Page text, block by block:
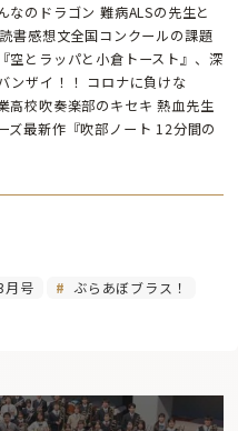
なのドラゴン 難病ALSの先生と
書感想文全国コンクールの課題
空とラッパと小倉トースト』、深
ンザイ！！ コロナに負けな
高校吹奏楽部のキセキ 熱血先生
ズ最新作『吹部ノート 12分間の
月号
ぶらあぼブラス！